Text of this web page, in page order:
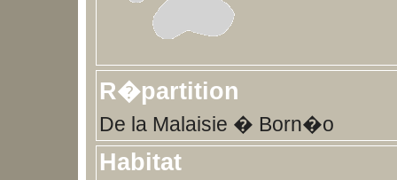
R�partition
De la Malaisie � Born�o
Habitat